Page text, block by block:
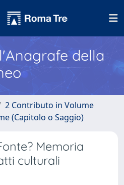
della
2 Contributo in Volume
(Capitolo o Saggio)
Memoria
culturali